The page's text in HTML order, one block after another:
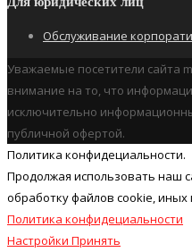
Обслуживание
Уважаемые посетители сайта
внимание на то, что
исключительно
публичной офертой.
Политика конфидециальности.
Продолжая использовать наш
обработку файлов cookie, иных
Политика конфидециальности
Настройки Принять